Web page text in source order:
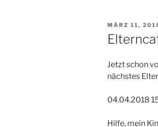
AM
MÄRZ 11,
Jetzt schon
nächstes
04.04.2018
Hilfe, mein